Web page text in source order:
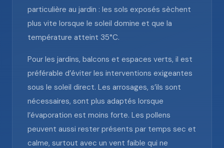
particulière au jardin : les sols exposés sèchent
plus vite lorsque le soleil domine et que la
température atteint 35°C.
Pour les jardins, balcons et espaces verts, il est
préférable d’éviter les interventions exigeantes
sous le soleil direct. Les arrosages, s’ils sont
nécessaires, sont plus adaptés lorsque
l’évaporation est moins forte. Les pollens
peuvent aussi rester présents par temps sec et
calme, surtout avec un vent faible qui ne